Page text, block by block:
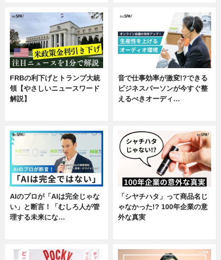
FRBの利下げとトランプ大統
領【やさしいニュースワード
解説】
音で仕事効率が激変!?できる
ビジネスパーソンが今すぐ整
えるべきオーディ…
AIのプロが「AIは完全じゃな
い」と断言！「むしろ人が管
理する未来にな…
「シヤチハタ」って商品名じ
ゃなかった!? 100年企業の意
外な真実